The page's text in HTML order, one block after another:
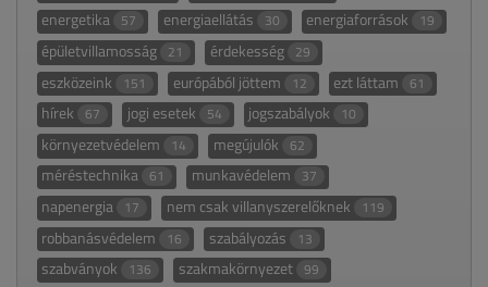
energetika 57 energiaellátás 30 energiaforrások 19
épületvillamosság 21 érdekesség 29
eszközeink 151 európából jöttem 12 ezt láttam 61
hírek 67 jogi esetek 54 jogszabályok 10
környezetvédelem 14 megújulók 62
méréstechnika 61 munkavédelem 37
napenergia 17 nem csak villanyszerelőknek 119
robbanásvédelem 16 szabályozás 13
szabványok 136 szakmakörnyezet 99